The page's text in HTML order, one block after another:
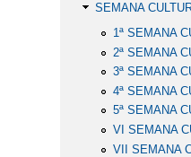
SEMANA
1ª SEMANA
2ª SEMANA
3ª SEMANA
4ª SEMANA
5ª SEMANA
VI SEMANA
VII SEMANA